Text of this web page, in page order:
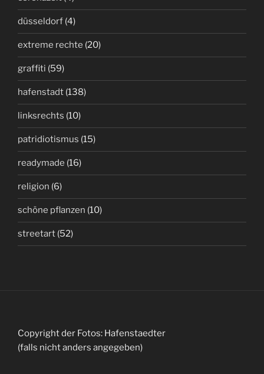
düsseldorf (4)
extreme rechte (20)
graffiti (59)
hafenstadt (138)
linksrechts (10)
patridiotismus (15)
readymade (16)
religion (6)
schöne pflanzen (10)
streetart (52)
Copyright der Fotos: Hafenstaedter
(falls nicht anders angegeben)